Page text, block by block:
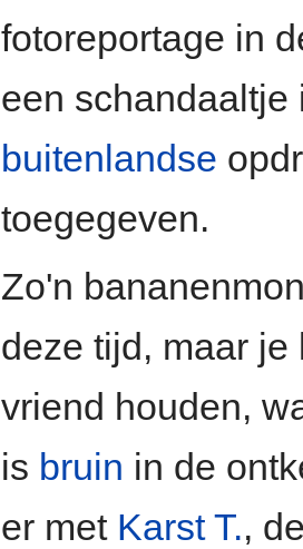
fotoreportage in
een
buitenlandse
toegegeven.
Zo'n
deze tijd, maar je
vriend houden,
is bruin in de
er met Karst T.,